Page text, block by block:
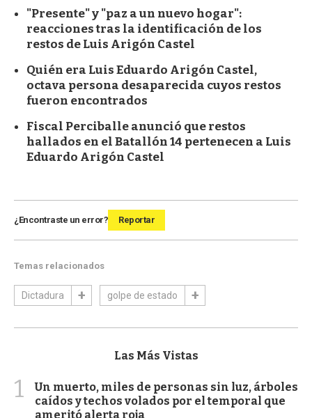
"Presente" y "paz a un nuevo hogar":
reacciones tras la identificación de los
restos de Luis Arigón Castel
Quién era Luis Eduardo Arigón Castel,
octava persona desaparecida cuyos restos
fueron encontrados
Fiscal Perciballe anunció que restos
hallados en el Batallón 14 pertenecen a Luis
Eduardo Arigón Castel
¿Encontraste un error? Reportar
Temas relacionados
Dictadura golpe de estado
Las Más Vistas
1
Un muerto, miles de personas sin luz, árboles
caídos y techos volados por el temporal que
ameritó alerta roja